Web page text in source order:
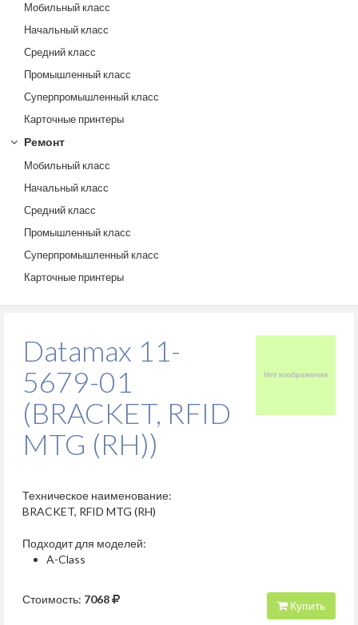
Мобильный класс
Начальный класс
Средний класс
Промышленный класс
Суперпромышленный класс
Карточные принтеры
Ремонт
Мобильный класс
Начальный класс
Средний класс
Промышленный класс
Суперпромышленный класс
Карточные принтеры
Datamax 11-
5679-01
(BRACKET, RFID
MTG (RH))
Техническое наименование:
BRACKET, RFID MTG (RH)
Подходит для моделей:
A-Class
Стоимость: 7068 Купить